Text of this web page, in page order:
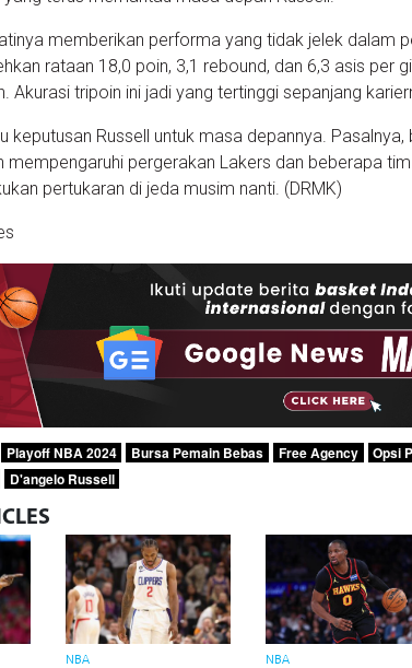
memberikan performa yang tidak jelek dalam
rataan 18,0 poin, 3,1 rebound, dan 6,3 asis per
Akurasi tripoin ini jadi yang tertinggi sepanjang
keputusan Russell untuk masa depannya. Pasalnya,
mempengaruhi pergerakan Lakers dan beberapa
pertukaran di jeda musim nanti. (DRMK)
Playoff NBA 2024 Bursa Pemain Bebas Free Agency Opsi
D'angelo Russell
NBA NBA